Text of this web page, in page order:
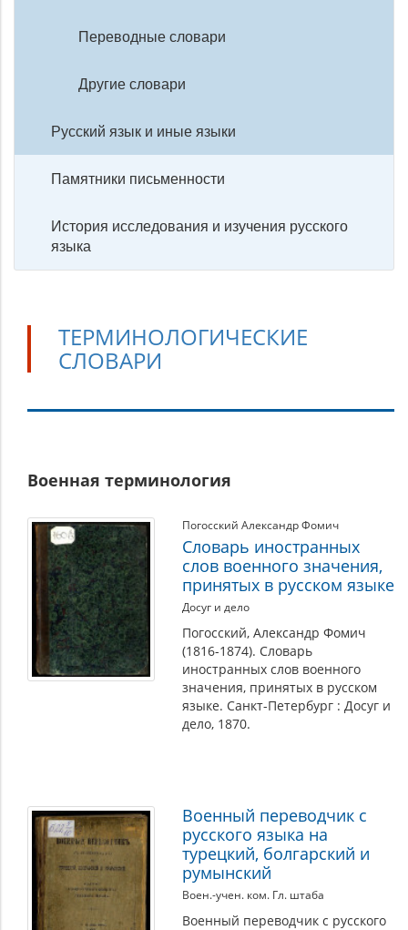
Переводные словари
Другие словари
Русский язык и иные языки
Памятники письменности
История исследования и изучения русского
языка
ТЕРМИНОЛОГИЧЕСКИЕ
СЛОВАРИ
словари
Военная терминология
Погосский Александр Фомич
Словарь иностранных
слов военного значения,
принятых в русском языке
Досуг и дело
Погосский, Александр Фомич
(1816-1874). Словарь
иностранных слов военного
значения, принятых в русском
языке. Санкт-Петербург : Досуг и
дело, 1870.
Военный переводчик с
русского языка на
турецкий, болгарский и
румынский
Воен.-учен. ком. Гл. штаба
Военный переводчик с русского